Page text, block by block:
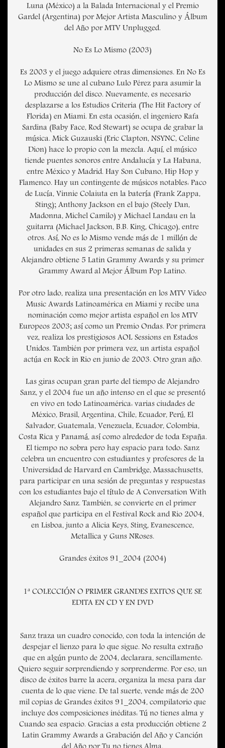
Luna (México) a la Balada Internacional y el Premio
Gardel (Argentina) por Mejor Artista Masculino y Álbum
del Año por MTV Unplugged.
No Es Lo Mismo (2003)
Es 2003 y el juego adquiere otras dimensiones. En No Es
Lo Mismo se une al cubano Lulo Pérez para asumir la
producción del disco. Nuevamente, es necesario
desplazarse a los Estudios Criteria (The Hit Factory of
Florida) en Miami. En esta ocasión, el ingeniero Rafa
Sardina (Baby Face, Rod Stewart) se ocupa de grabar la
música. Mick Guzauski (Eric Clapton, NSYNC, Celine
Dion) hace lo propio con la mezcla. Aquí, el músico
tiende puentes sonoros entre Andalucía y La Habana,
entre México y Madrid. Hay Son Cubano, Hip Hop y
Flamenco. Hay un contingente de músicos notables: Paco
de Lucía, Vinnie Colaiuta en la batería (Frank Zappa,
Sting); Anthony Jackson en el bajo (Steely Dan,
Madonna, Michel Camilo) y Michael Landau en la
guitarra (Michael Jackson, B.B. King, Chicago), entre
otros. Así, No es lo Mismo vende más de 1 millón de
unidades en sus 2 primeras semanas de salida y
Alejandro obtiene 5 Latin Grammy Awards y su primer
Grammy Award al Mejor Álbum Pop Latino.
Por otro lado, realiza una presentación en los MTV Video
Music Awards Latinoamérica en Miami y recibe una
nominación como mejor artista español en los MTV
Europeos 2003; así como un Premio Ondas. Por primera
vez, realiza los prestigiosos AOL Sessions en Estados
Unidos. También por primera vez, un artista español
actúa en Rock in Rio en junio de 2003. Otro gran año.
Las giras ocupan gran parte del tiempo de Alejandro
Sanz, y el 2004 fue un año intenso en el que se presentó
en vivo en todo Latinoamérica: varias ciudades de
México, Brasil, Argentina, Chile, Ecuador, Perú, El
Salvador, Guatemala, Venezuela, Ecuador, Colombia,
Costa Rica y Panamá, así como alrededor de toda España.
El tiempo no sobra pero hay espacio para todo: Sanz
celebra un encuentro con estudiantes y profesores de la
Universidad de Harvard en Cambridge, Massachusetts,
para participar en una sesión de preguntas y respuestas
con los estudiantes bajo el título de A Conversation With
Alejandro Sanz. También, se convierte en el primer
español que participa en el Festival Rock and Rio 2004,
en Lisboa, junto a Alicia Keys, Sting, Evanescence,
Metallica y Guns NRoses.
Grandes éxitos 91_2004 (2004)
1ª COLECCIÓN O PRIMER GRANDES EXITOS QUE SE
EDITA EN CD Y EN DVD
Sanz traza un cuadro conocido, con toda la intención de
despejar el lienzo para lo que sigue. No resulta extraño
que en algún punto de 2004, declarara, sencillamente:
Quiero seguir sorprendiendo y sorprenderme. Por eso, un
disco de éxitos barre la acera, organiza la mesa para dar
cuenta de lo que viene. De tal suerte, vende más de 200
mil copias de Grandes éxitos 91_2004, compilatorio que
incluye dos composiciones inéditas: Tú no tienes alma y
Cuando sea espacio. Gracias a esta producción obtiene 2
Latin Grammy Awards a Grabación del Año y Canción